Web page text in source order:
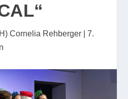
Cornelia Rehberger |7.